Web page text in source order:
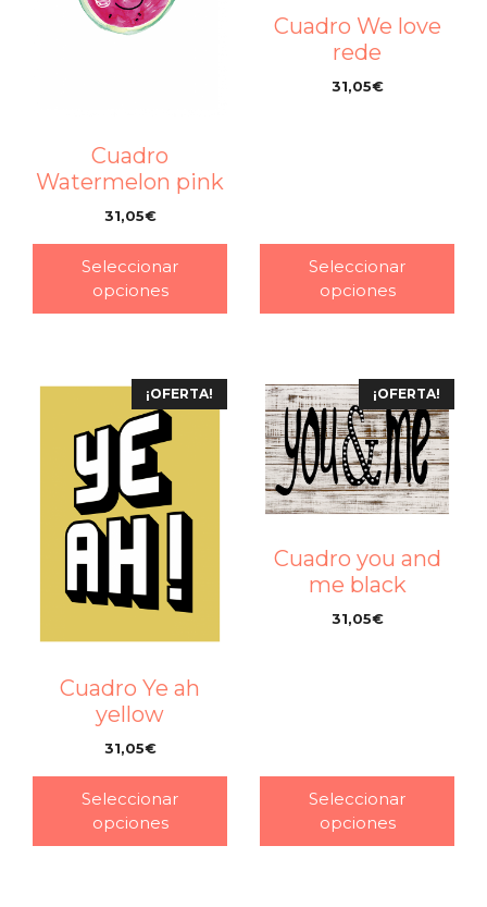
Cuadro
Watermelon pink
31,05€
Seleccionar
opciones
Cuadro We love
rede
31,05€
Seleccionar
opciones
¡OFERTA!
Cuadro Ye ah
yellow
31,05€
Seleccionar
opciones
¡OFERTA!
Cuadro you and
me black
31,05€
Seleccionar
opciones